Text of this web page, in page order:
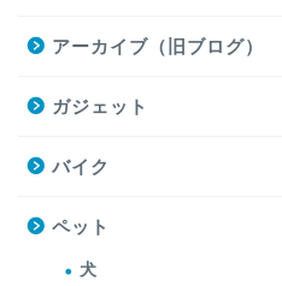
アーカイブ（旧ブログ）
ガジェット
バイク
ペット
犬